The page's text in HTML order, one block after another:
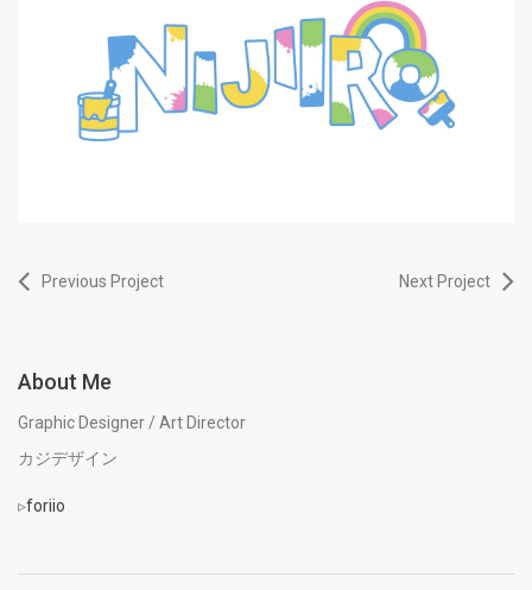
Previous Project Next Project
About Me
Graphic Designer / Art Director
カジデザイン
▹foriio